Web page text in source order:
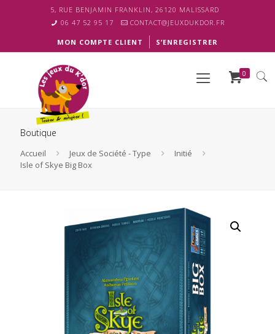
5, RUE BENJAMIN FRANKLIN, 26120 MALISSARD
06 47 52 95 17
CONTACT@JEUXDUKDOR.FR
MON COMPTE CLIENT S’ENREGISTRER
0
Boutique
Accueil Jeux de Société - Type
Initié
Isle of Skye Big Box